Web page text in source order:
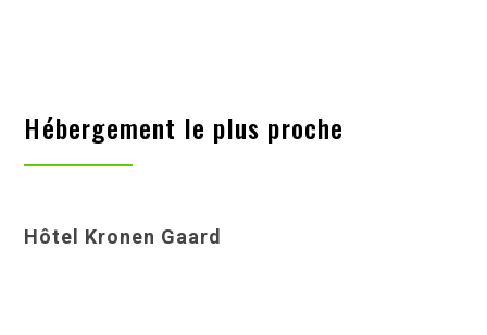
Hébergement le plus proche
Hôtel Kronen Gaard